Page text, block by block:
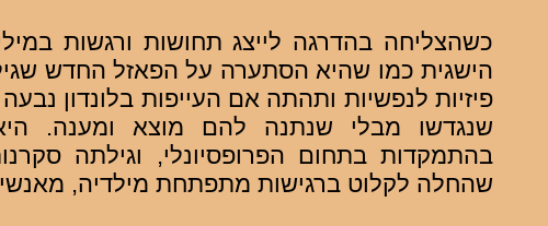
כשהצליחה בהדרגה לייצג תחושות ורגשות
הישגית כמו שהיא הסתערה על הפאזל החדש
פיזיות לנפשיות ותהתה אם העייפות בלונדון
שנגדשו מבלי שנתנה להם מוצא ומענה.
בהתמקדות בתחום הפרופסיונלי, וגילתה
שהחלה לקלוט ברגישות מתפתחת מילדיה,